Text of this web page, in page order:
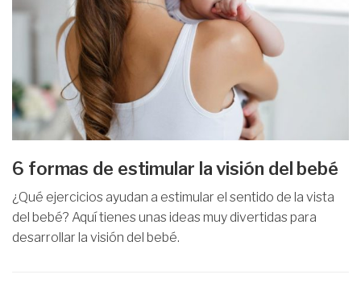
6 formas de estimular la visión del bebé
¿Qué ejercicios ayudan a estimular el sentido de la vista
del bebé? Aquí tienes unas ideas muy divertidas para
desarrollar la visión del bebé.